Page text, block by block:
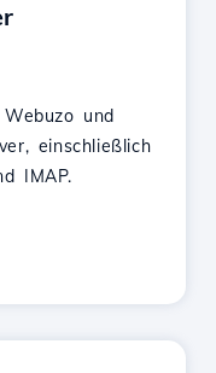
und
einschließlich
IMAP.